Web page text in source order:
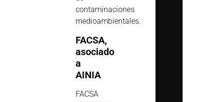
contaminaciones
medioambientales.
FACSA,
asociado
a
AINIA
FACSA